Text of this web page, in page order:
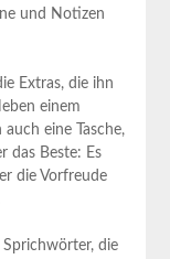
und Notizen⁤
Extras, ‌die ihn
einem
eine Tasche,
das Beste: Es
die Vorfreude
die